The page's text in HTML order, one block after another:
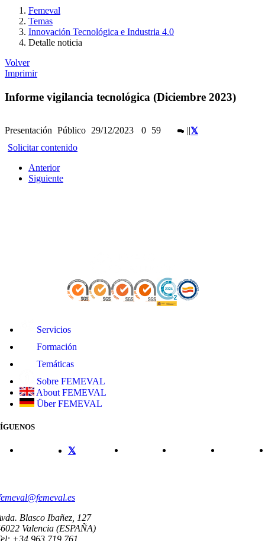
Femeval
Temas
Innovación Tecnológica e Industria 4.0
Detalle noticia
Volver
Imprimir
Informe vigilancia tecnológica (Diciembre 2023)
Presentación Público 29/12/2023 0 59 ||
Solicitar contenido
Anterior
Siguiente
Servicios
Formación
Temáticas
Sobre FEMEVAL
About FEMEVAL
Über FEMEVAL
Blasco Ibañez, 127
Valencia (ESPAÑA)
+34 963 719 761